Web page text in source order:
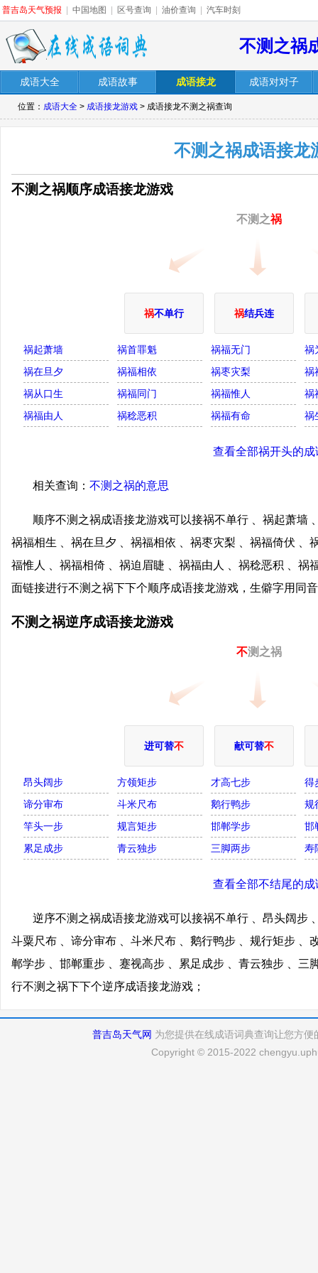
普吉岛天气预报 中国地图 区号查询 油价查询 汽车时刻
不测之祸
成语大全 成语故事 成语接龙 成语对对子
位置： 成语大全 > 成语接龙游戏 > 成语接龙不测之祸查询
不测之祸成语接龙
不测之祸顺序成语接龙游戏
不测之祸
祸不单行 祸结兵连
祸起萧墙 祸首罪魁 祸福无门
祸
祸在旦夕
祸福相依 祸枣灾梨
祸
祸从口生
祸福同门 祸福惟人
祸
祸福由人
祸稔恶积 祸福有命 祸
查看全部祸开头的成
相关查询： 不测之祸的意思
顺序不测之祸成语接龙游戏可以接祸不单行 、祸起萧墙
祸福相生 、祸在旦夕 、祸福相依 、祸枣灾梨 、祸福倚伏 、
福惟人 、祸福相倚 、祸迫眉睫 、祸福由人 、祸稔恶积 、祸
面链接进行不测之祸下下个顺序成语接龙游戏，生僻字用同
不测之祸逆序成语接龙游戏
不测之祸
进可替不 献可替不
昂头阔步 方领矩步 才高七步
得
谛分审布
斗米尺布 鹅行鸭步
规
竿头一步
规言矩步 邯郸学步
邯
累足成步
青云独步 三脚两步 寿
查看全部不结尾的成
逆序不测之祸成语接龙游戏可以接祸不单行 、昂头阔步
斗粟尺布 、谛分审布 、斗米尺布 、鹅行鸭步 、规行矩步 、
郸学步 、邯郸重步 、蹇视高步 、累足成步 、青云独步 、三
行不测之祸下下个逆序成语接龙游戏；
普吉岛天气网 为您提供在线成语词典查询让您方
Copyright © 2015-2022